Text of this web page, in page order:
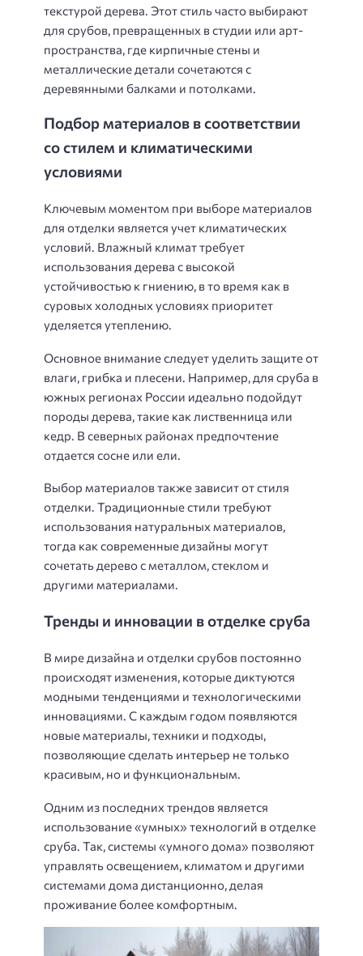
текстурой дерева. Этот стиль часто выбирают
для срубов, превращенных в студии или арт-
пространства, где кирпичные стены и
металлические детали сочетаются с
деревянными балками и потолками.
Подбор материалов в соответствии
со стилем и климатическими
условиями
Ключевым моментом при выборе материалов
для отделки является учет климатических
условий. Влажный климат требует
использования дерева с высокой
устойчивостью к гниению, в то время как в
суровых холодных условиях приоритет
уделяется утеплению.
Основное внимание следует уделить защите от
влаги, грибка и плесени. Например, для сруба в
южных регионах России идеально подойдут
породы дерева, такие как лиственница или
кедр. В северных районах предпочтение
отдается сосне или ели.
Выбор материалов также зависит от стиля
отделки. Традиционные стили требуют
использования натуральных материалов,
тогда как современные дизайны могут
сочетать дерево с металлом, стеклом и
другими материалами.
Тренды и инновации в отделке сруба
В мире дизайна и отделки срубов постоянно
происходят изменения, которые диктуются
модными тенденциями и технологическими
инновациями. С каждым годом появляются
новые материалы, техники и подходы,
позволяющие сделать интерьер не только
красивым, но и функциональным.
Одним из последних трендов является
использование «умных» технологий в отделке
сруба. Так, системы «умного дома» позволяют
управлять освещением, климатом и другими
системами дома дистанционно, делая
проживание более комфортным.